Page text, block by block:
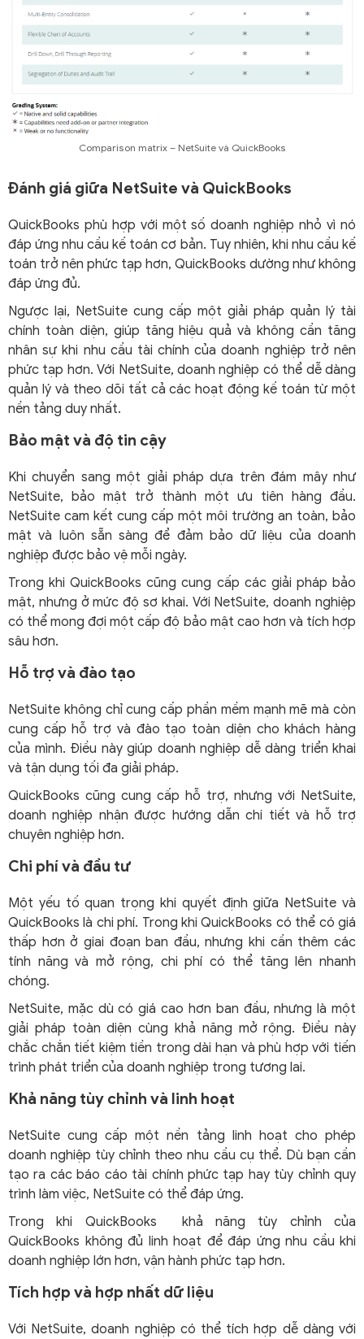
Comparison matrix – NetSuite và QuickBooks
Đánh giá giữa NetSuite và QuickBooks
QuickBooks phù hợp với một số doanh nghiệp nhỏ vì nó
đáp ứng nhu cầu kế toán cơ bản. Tuy nhiên, khi nhu cầu kế
toán trở nên phức tạp hơn, QuickBooks dường như không
đáp ứng đủ.
Ngược lại, NetSuite cung cấp một giải pháp quản lý tài
chính toàn diện, giúp tăng hiệu quả và không cần tăng
nhân sự khi nhu cầu tài chính của doanh nghiệp trở nên
phức tạp hơn. Với NetSuite, doanh nghiệp có thể dễ dàng
quản lý và theo dõi tất cả các hoạt động kế toán từ một
nền tảng duy nhất.
Bảo mật và độ tin cậy
Khi chuyển sang một giải pháp dựa trên đám mây như
NetSuite, bảo mật trở thành một ưu tiên hàng đầu.
NetSuite cam kết cung cấp một môi trường an toàn, bảo
mật và luôn sẵn sàng để đảm bảo dữ liệu của doanh
nghiệp được bảo vệ mỗi ngày.
Trong khi QuickBooks cũng cung cấp các giải pháp bảo
mật, nhưng ở mức độ sơ khai. Với NetSuite, doanh nghiệp
có thể mong đợi một cấp độ bảo mật cao hơn và tích hợp
sâu hơn.
Hỗ trợ và đào tạo
NetSuite không chỉ cung cấp phần mềm mạnh mẽ mà còn
cung cấp hỗ trợ và đào tạo toàn diện cho khách hàng
của mình. Điều này giúp doanh nghiệp dễ dàng triển khai
và tận dụng tối đa giải pháp.
QuickBooks cũng cung cấp hỗ trợ, nhưng với NetSuite,
doanh nghiệp nhận được hướng dẫn chi tiết và hỗ trợ
chuyên nghiệp hơn.
Chi phí và đầu tư
Một yếu tố quan trọng khi quyết định giữa NetSuite và
QuickBooks là chi phí. Trong khi QuickBooks có thể có giá
thấp hơn ở giai đoạn ban đầu, nhưng khi cần thêm các
tính năng và mở rộng, chi phí có thể tăng lên nhanh
chóng.
NetSuite, mặc dù có giá cao hơn ban đầu, nhưng là một
giải pháp toàn diện cùng khả năng mở rộng. Điều này
chắc chắn tiết kiệm tiền trong dài hạn và phù hợp với tiến
trình phát triển của doanh nghiệp trong tương lai.
Khả năng tùy chỉnh và linh hoạt
NetSuite cung cấp một nền tảng linh hoạt cho phép
doanh nghiệp tùy chỉnh theo nhu cầu cụ thể. Dù bạn cần
tạo ra các báo cáo tài chính phức tạp hay tùy chỉnh quy
trình làm việc, NetSuite có thể đáp ứng.
Trong khi QuickBooks khả năng tùy chỉnh của
QuickBooks không đủ linh hoạt để đáp ứng nhu cầu khi
doanh nghiệp lớn hơn, vận hành phức tạp hơn.
Tích hợp và hợp nhất dữ liệu
Với NetSuite, doanh nghiệp có thể tích hợp dễ dàng với